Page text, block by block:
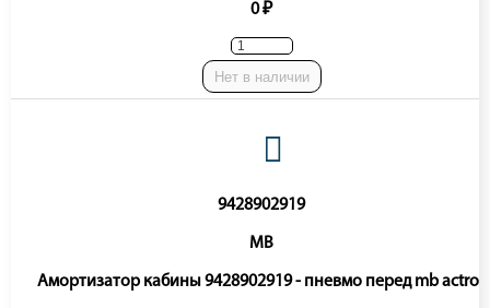
0 ₽
Нет в наличии
9428902919
MB
Амортизатор кабины 9428902919 - пневмо перед mb actros